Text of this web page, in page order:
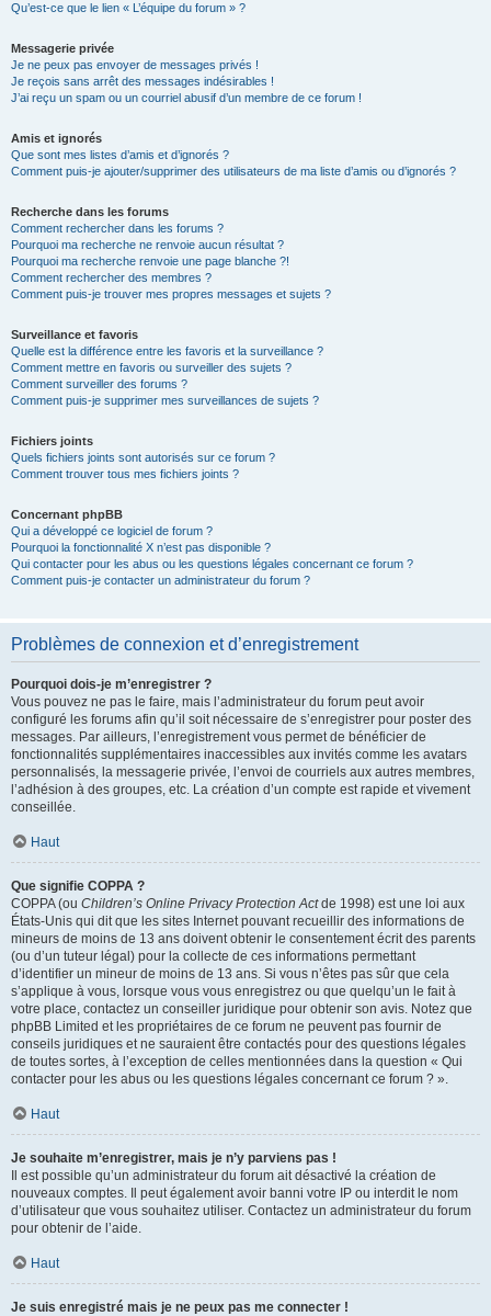
Qu’est-ce que le lien « L’équipe du forum » ?
Messagerie privée
Je ne peux pas envoyer de messages privés !
Je reçois sans arrêt des messages indésirables !
J’ai reçu un spam ou un courriel abusif d’un membre de ce forum !
Amis et ignorés
Que sont mes listes d’amis et d’ignorés ?
Comment puis-je ajouter/supprimer des utilisateurs de ma liste d’amis ou d’ignorés ?
Recherche dans les forums
Comment rechercher dans les forums ?
Pourquoi ma recherche ne renvoie aucun résultat ?
Pourquoi ma recherche renvoie une page blanche ?!
Comment rechercher des membres ?
Comment puis-je trouver mes propres messages et sujets ?
Surveillance et favoris
Quelle est la différence entre les favoris et la surveillance ?
Comment mettre en favoris ou surveiller des sujets ?
Comment surveiller des forums ?
Comment puis-je supprimer mes surveillances de sujets ?
Fichiers joints
Quels fichiers joints sont autorisés sur ce forum ?
Comment trouver tous mes fichiers joints ?
Concernant phpBB
Qui a développé ce logiciel de forum ?
Pourquoi la fonctionnalité X n’est pas disponible ?
Qui contacter pour les abus ou les questions légales concernant ce forum ?
Comment puis-je contacter un administrateur du forum ?
Problèmes de connexion et d’enregistrement
Pourquoi dois-je m’enregistrer ?
Vous pouvez ne pas le faire, mais l’administrateur du forum peut avoir
configuré les forums afin qu’il soit nécessaire de s’enregistrer pour poster des
messages. Par ailleurs, l’enregistrement vous permet de bénéficier de
fonctionnalités supplémentaires inaccessibles aux invités comme les avatars
personnalisés, la messagerie privée, l’envoi de courriels aux autres membres,
l’adhésion à des groupes, etc. La création d’un compte est rapide et vivement
conseillée.
Haut
Que signifie COPPA ?
COPPA (ou Children’s Online Privacy Protection Actde 1998) est une loi aux
États-Unis qui dit que les sites Internet pouvant recueillir des informations de
mineurs de moins de 13 ans doivent obtenir le consentement écrit des parents
(ou d’un tuteur légal) pour la collecte de ces informations permettant
d’identifier un mineur de moins de 13 ans. Si vous n’êtes pas sûr que cela
s’applique à vous, lorsque vous vous enregistrez ou que quelqu’un le fait à
votre place, contactez un conseiller juridique pour obtenir son avis. Notez que
phpBB Limited et les propriétaires de ce forum ne peuvent pas fournir de
conseils juridiques et ne sauraient être contactés pour des questions légales
de toutes sortes, à l’exception de celles mentionnées dans la question « Qui
contacter pour les abus ou les questions légales concernant ce forum ? ».
Haut
Je souhaite m’enregistrer, mais je n’y parviens pas !
Il est possible qu’un administrateur du forum ait désactivé la création de
nouveaux comptes. Il peut également avoir banni votre IP ou interdit le nom
d’utilisateur que vous souhaitez utiliser. Contactez un administrateur du forum
pour obtenir de l’aide.
Haut
Je suis enregistré mais je ne peux pas me connecter !